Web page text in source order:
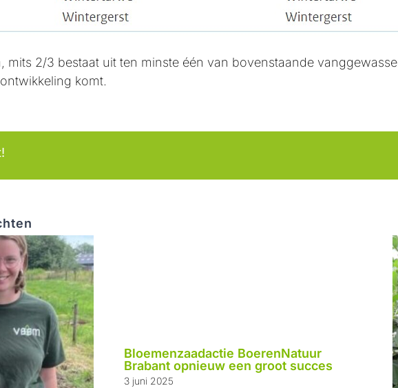
mits 2/3 bestaat uit ten minste één van bovenstaande
komt.
Bloemenzaadactie BoerenNatuur
Brabant opnieuw een groot succes
3 juni 2025